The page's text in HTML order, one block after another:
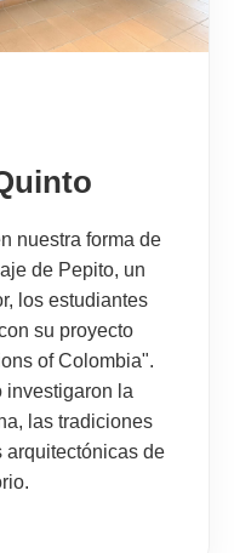
nuestra forma de
de Pepito, un
los estudiantes
su proyecto
of Colombia".
investigaron la
las tradiciones
arquitectónicas de